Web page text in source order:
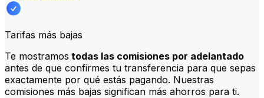
Tarifas más bajas
Te mostramos todas las comisiones por adelantado
antes de que confirmes tu transferencia para que sepas
exactamente por qué estás pagando. Nuestras
comisiones más bajas significan más ahorros para ti.